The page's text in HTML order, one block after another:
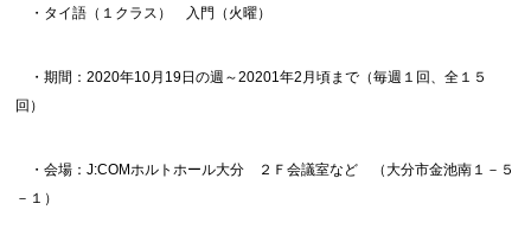
・タイ語（１クラス） 入門（火曜）
・期間：2020年10月19日の週～20201年2月頃まで（毎週１回、全１５
回）
・会場：J:COMホルトホール大分 ２Ｆ会議室など （大分市金池南１－５
－１）